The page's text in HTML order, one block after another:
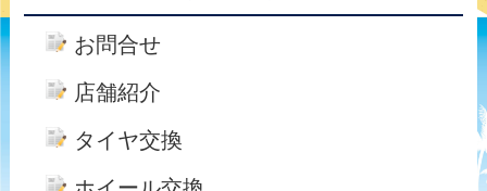
お問合せ
店舗紹介
タイヤ交換